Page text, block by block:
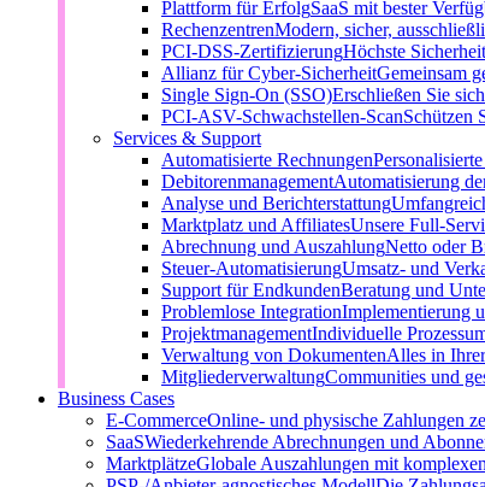
Plattform für ErfolgSaaS mit bester
RechenzentrenModern, sicher,
PCI-DSS-ZertifizierungHöchste
Allianz für Cyber-SicherheitGemeinsam
Single Sign-On (SSO)Erschließen Sie
PCI-ASV-Schwachstellen-ScanSchützen
Services & Support
Automatisierte Rechnungen
DebitorenmanagementAutomatisierung
Analyse und Berichterstattung
Marktplatz und AffiliatesUnsere Full-
Abrechnung und AuszahlungNetto oder
Steuer-AutomatisierungUmsatz- und
Support für EndkundenBeratung und
Problemlose IntegrationImplementierung
ProjektmanagementIndividuelle
Verwaltung von DokumentenAlles in
MitgliederverwaltungCommunities und
Business Cases
E-CommerceOnline- und physische Zahlungen
SaaSWiederkehrende Abrechnungen und
MarktplätzeGlobale Auszahlungen mit